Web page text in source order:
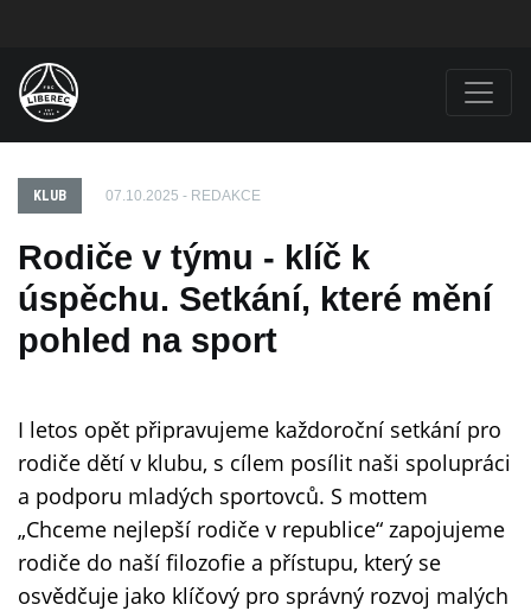
KLUB 07.10.2025 - REDAKCE
Rodiče v týmu - klíč k
úspěchu. Setkání, které mění
pohled na sport
I letos opět připravujeme každoroční setkání pro
rodiče dětí v klubu, s cílem posílit naši spolupráci
a podporu mladých sportovců. S mottem
„Chceme nejlepší rodiče v republice“ zapojujeme
rodiče do naší filozofie a přístupu, který se
osvědčuje jako klíčový pro správný rozvoj malých